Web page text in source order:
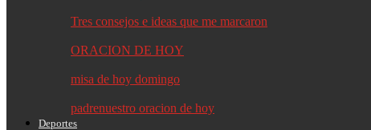
Tres consejos e ideas que me marcaron
ORACION DE HOY
misa de hoy domingo
padrenuestro oracion de hoy
Deportes